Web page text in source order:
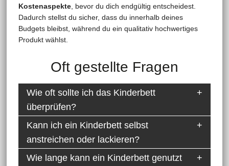
Kostenaspekte, bevor du dich endgültig entscheidest.
Dadurch stellst du sicher, dass du innerhalb deines
Budgets bleibst, während du ein qualitativ hochwertiges
Produkt wählst.
Oft gestellte Fragen
Wie oft sollte ich das Kinderbett
überprüfen?
Kann ich ein Kinderbett selbst
anstreichen oder lackieren?
Wie lange kann ein Kinderbett genutzt